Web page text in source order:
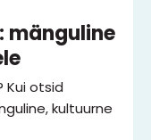
mänguline
Kui otsid
kultuurne